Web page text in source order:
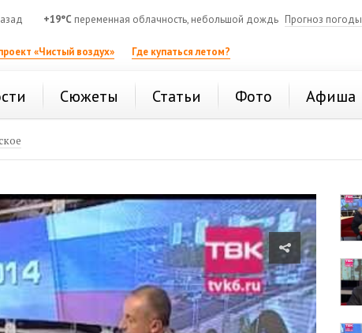
+19°C переменная облачность, небольшой дождь Прогноз погоды
«Чистый воздух» Где купаться летом?
Сюжеты Статьи Фото Афиша